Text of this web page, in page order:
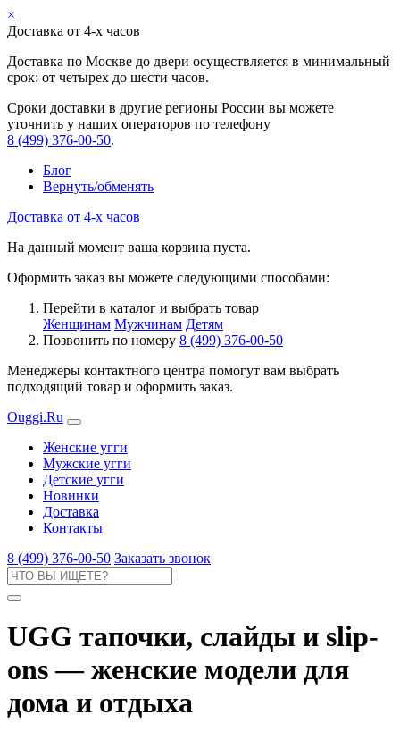
×
Доставка от 4-х часов
Доставка по Москве до двери осуществляется в минимальный
срок: от четырех до шести часов.
Сроки доставки в другие регионы России вы можете
уточнить у наших операторов по телефону
8 (499) 376-00-50.
Блог
Вернуть/обменять
Доставка от 4-х часов
На данный момент ваша корзина пуста.
Оформить заказ вы можете следующими способами:
Перейти в каталог и выбрать товар
Женщинам Мужчинам Детям
Позвонить по номеру 8 (499) 376-00-50
Менеджеры контактного центра помогут вам выбрать
подходящий товар и оформить заказ.
Ouggi.Ru
Женские угги
Мужские угги
Детские угги
Новинки
Доставка
Контакты
8 (499) 376-00-50 Заказать звонок
UGG тапочки, слайды и slip-
ons — женские модели для
дома и отдыха